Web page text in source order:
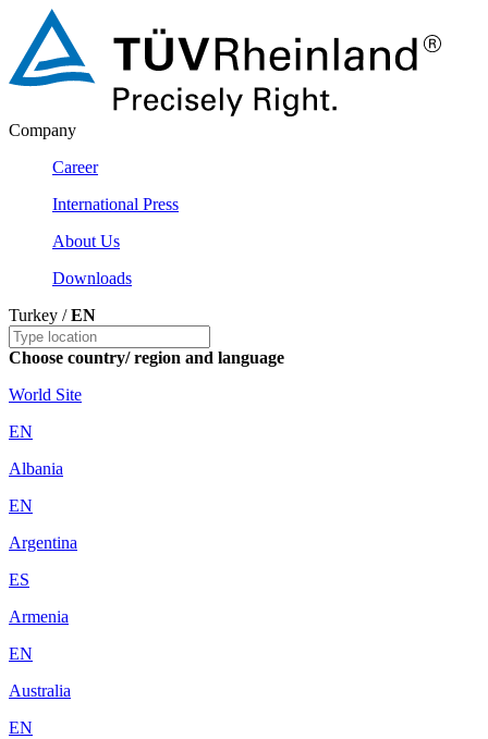
Company
Career
International Press
About Us
Downloads
Turkey /EN
Choose country/ region and language
World Site
EN
Albania
EN
Argentina
ES
Armenia
EN
Australia
EN